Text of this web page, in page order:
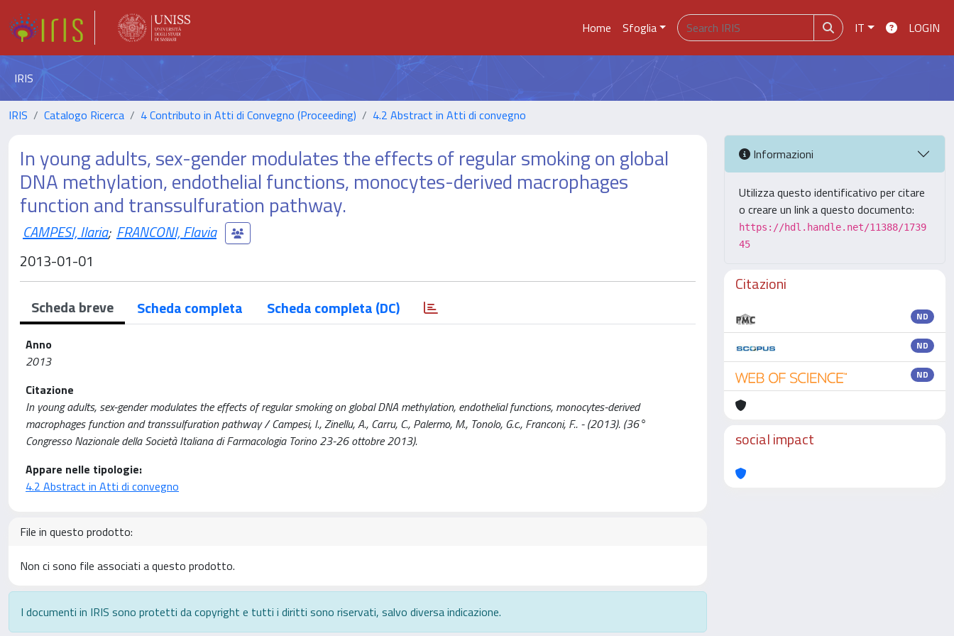
Home Sfoglia IT LOGIN
IRIS
IRIS Catalogo Ricerca 4 Contributo in Atti di Convegno (Proceeding) 4.2 Abstract in Atti di convegno
In young adults, sex-gender modulates the effects of regular smoking on global
DNA methylation, endothelial functions, monocytes-derived macrophages
function and transsulfuration pathway.
CAMPESI, Ilaria; FRANCONI, Flavia
2013-01-01
Scheda breve Scheda completa Scheda completa (DC)
Anno
2013
Citazione
In young adults, sex-gender modulates the effects of regular smoking on global DNA methylation, endothelial functions, monocytes-derived
macrophages function and transsulfuration pathway / Campesi, I., Zinellu, A., Carru, C., Palermo, M., Tonolo, G.c., Franconi, F.. - (2013). (36°
Congresso Nazionale della Società Italiana di Farmacologia Torino 23-26 ottobre 2013).
Appare nelle tipologie:
4.2 Abstract in Atti di convegno
File in questo prodotto:
Non ci sono file associati a questo prodotto.
I documenti in IRIS sono protetti da copyright e tutti i diritti sono riservati, salvo diversa indicazione.
Informazioni
Utilizza questo identificativo per citare
o creare un link a questo documento:
https://hdl.handle.net/11388/1739
45
Citazioni
ND
ND
ND
social impact